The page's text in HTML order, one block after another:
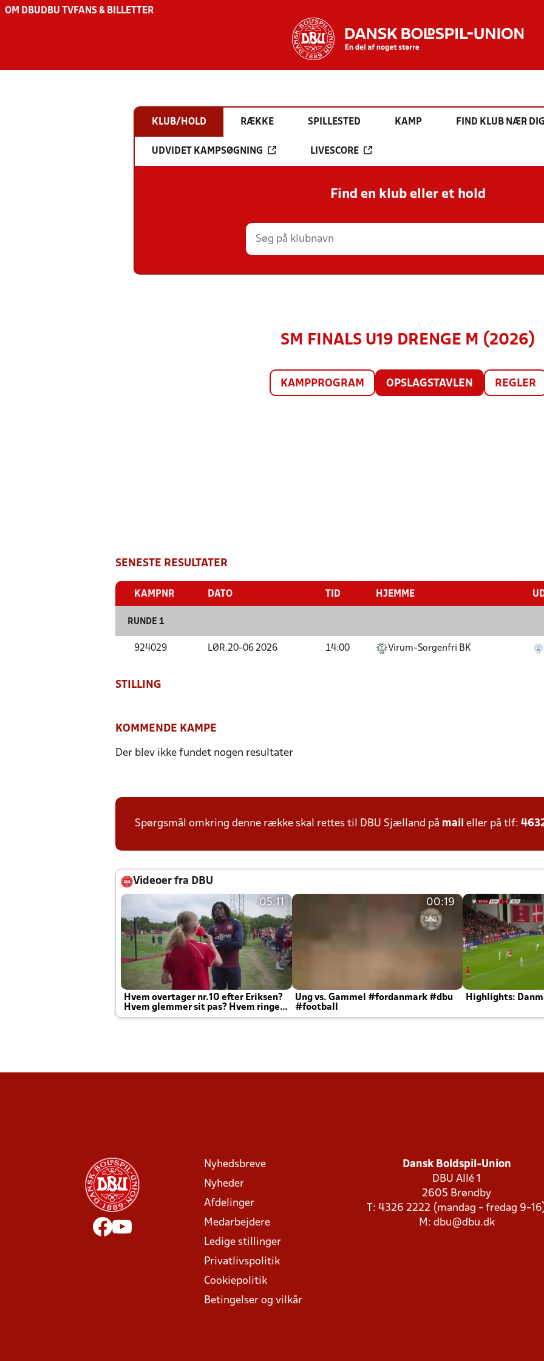
OM DBU DBU TV FANS & BILLETTER
KLUB/HOLD RÆKKE SPILLESTED KAMP FIND KLUB NÆR DIG
UDVIDET KAMPSØGNING LIVESCORE
Find en klub eller et hold
SM FINALS U19 DRENGE M (2026)
KAMPPROGRAM OPSLAGSTAVLEN REGLER
SENESTE RESULTATER
KAMPNR DATO TID HJEMME
RUNDE 1
924029 LØR.20-06 2026 14:00 Virum-Sorgenfri BK
STILLING
KOMMENDE KAMPE
Der blev ikke fundet nogen resultater
Spørgsmål omkring denne række skal rettes til DBU Sjælland på mail eller på tlf:
Videoer fra DBU
05:11
Hvem overtager nr.10 efter Eriksen?
Hvem glemmer sit pas? Hvem ringer
Joachim altid til efter kampe?
00:19
Ung vs. Gammel #fordanmark #dbu
#football
Highlights:
Nyhedsbreve
Nyheder
Afdelinger
Medarbejdere
Ledige stillinger
Privatlivspolitik
Cookiepolitik
Betingelser og vilkår
Dansk Boldspil-Union
DBU Allé 1
2605 Brøndby
T: 4326 2222 (mandag - fredag 9-
M: dbu@dbu.dk